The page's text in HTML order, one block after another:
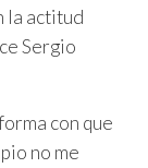
la actitud
Sergio
con que
no me